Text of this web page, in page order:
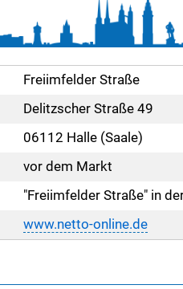
Freiimfelder Straße
Delitzscher Straße 49
06112 Halle (Saale)
vor dem Markt
"Freiimfelder Straße" in
www.netto-online.de